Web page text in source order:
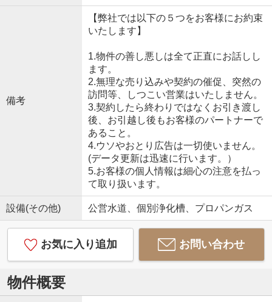
備考
【弊社では以下の５つをお客様にお約束
いたします】
1.物件の善し悪しは全て正直にお話しし
ます。
2.無理な売り込みや契約の催促、突然の
訪問等、しつこい営業はいたしません。
3.契約したら終わりではなくお引き渡し
後、お引越し後もお客様のパートナーで
あること。
4.ウソやおとり広告は一切使いません。
(データ更新は迅速に行います。）
5.お客様の個人情報は細心の注意を払っ
て取り扱います。
設備(その他) 公営水道、個別浄化槽、プロパンガス
お気に入り追加 お問い合わせ
物件概要